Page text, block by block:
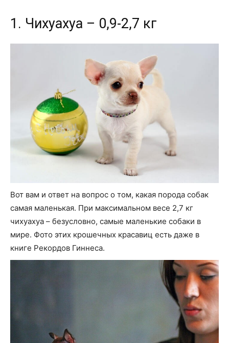
1. Чихуахуа – 0,9-2,7 кг
Вот вам и ответ на вопрос о том, какая порода собак
самая маленькая. При максимальном весе 2,7 кг
чихуахуа – безусловно, самые маленькие собаки в
мире. Фото этих крошечных красавиц есть даже в
книге Рекордов Гиннеса.